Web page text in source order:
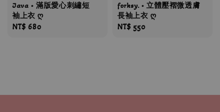
Java • 滿版愛心刺繡短
袖上衣 ღ
Regular
NT$ 680
forksy. • 立體壓褶微透膚
長袖上衣 ღ
Regular
NT$ 550